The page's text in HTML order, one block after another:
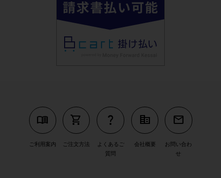
menu_book
ご利用案内
shopping_cart
ご注文方法
question_mark
よくあるご
質問
corporate_fare
会社概要
mail
お問い合わ
せ